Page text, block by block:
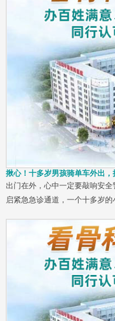
揪心！十多岁男孩骑单车外出
出门在外，心中一定要敲响安
启紧急急诊通道，一个十多岁的